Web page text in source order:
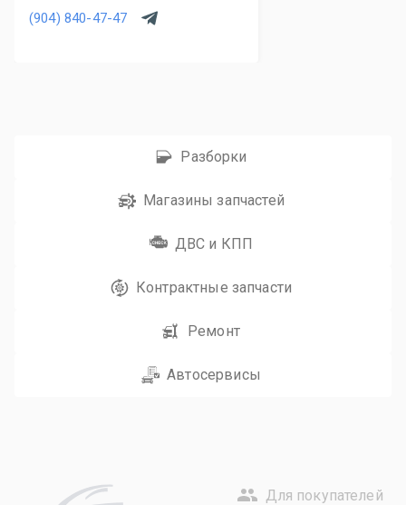
(904) 840-47-47
Разборки
Магазины запчастей
ДВС и КПП
Контрактные запчасти
Ремонт
Автосервисы
Для покупателей